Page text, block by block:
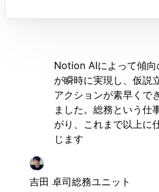
Notion AIによって傾向
が瞬時に実現し、仮説
アクションが素早くで
ました。総務という仕
がり、これまで以上に
じます
吉田 卓司総務ユニット